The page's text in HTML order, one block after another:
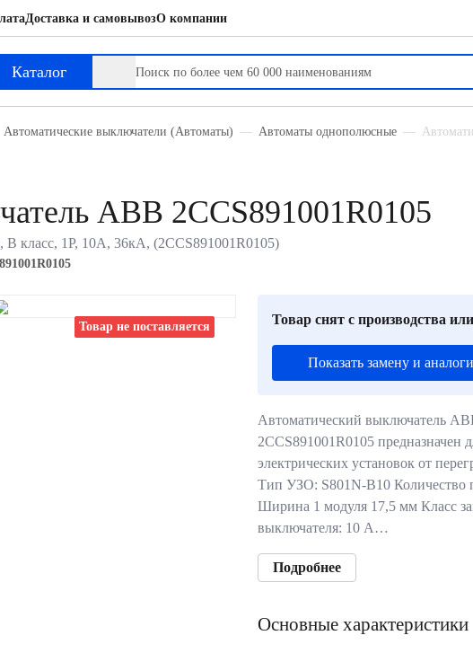
Доставка и самовывозО компании
Каталог
Автоматические выключатели (Автоматы) Автоматы однополюсные
Товар не поставляется
ABB 2CCS891001R0105
класс, 1P, 10А, 36кА, (2CCS891001R0105)
Товар снят с производства
Показать замену и аналоги
Автоматический выключатель
2CCS891001R0105 предназначен
электрических установок от
Тип УЗО: S801N-B10 Количество
Ширина 1 модуля 17,5 мм Класс
выключателя: 10 А…
Подробнее
Основные характеристики